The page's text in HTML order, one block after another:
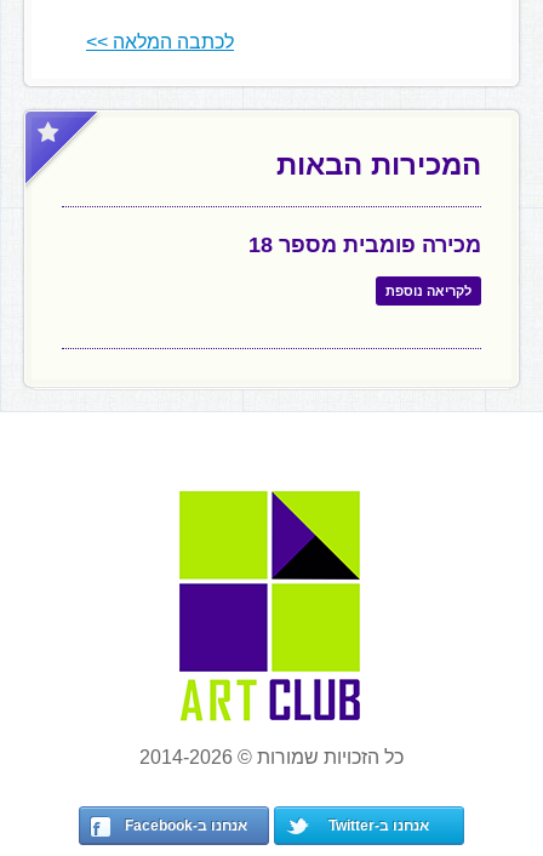
לכתבה המלאה >>
המכירות הבאות
מכירה פומבית מספר 18
לקריאה נוספת
כל הזכויות שמורות © 2014-2026
אנחנו ב-Twitter אנחנו ב-Facebook